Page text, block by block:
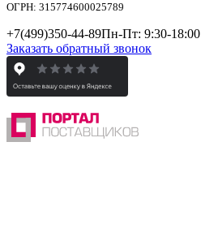
ОГРН: 315774600025789
+7(499)350-44-89Пн-Пт: 9:30-18:00
Заказать обратный звонок